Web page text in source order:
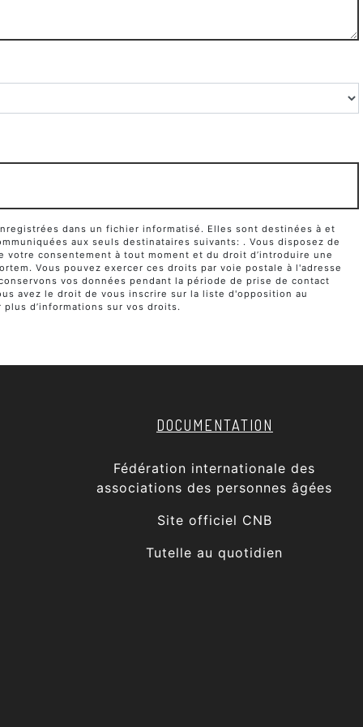
dans un fichier informatisé. Elles sont destinées à et
aux seuls destinataires suivants: . Vous disposez de
consentement à tout moment et du droit d’introduire une
Vous pouvez exercer ces droits par voie postale à l'adresse
vos données pendant la période de prise de contact
avez le droit de vous inscrire sur la liste d'opposition au
d’informations sur vos droits.
DOCUMENTATION
Fédération internationale des
associations des personnes âgées
Site officiel CNB
Tutelle au quotidien